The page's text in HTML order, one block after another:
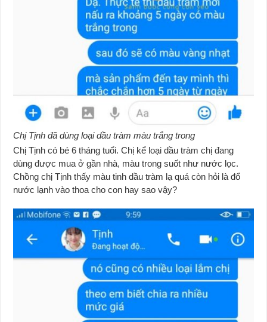
Chị Tịnh đã dùng loại dầu tràm màu trắng trong
Chị Tịnh có bé 6 tháng tuổi. Chị kể loại dầu tràm chị đang
dùng được mua ở gần nhà, màu trong suốt như nước lọc.
Chồng chị Tịnh thấy màu tinh dầu tràm lạ quá còn hỏi là đổ
nước lạnh vào thoa cho con hay sao vậy?